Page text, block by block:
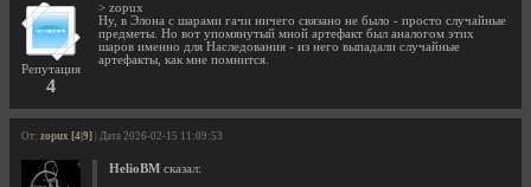
Репутация
4
> zopux
Ну, в Элона с шарами гачи ничего связано не было - просто случайные
предметы. Но вот упомянутый мной артефакт был аналогом этих
шаров именно для Наследования - из него выпадали случайные
артефакты, как мне помнится.
От: zopux [4|9] | Дата 2026-02-15 11:09:53
HelioBM сказал: